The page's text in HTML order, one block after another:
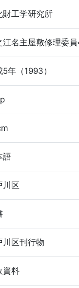
財工学研究所
江名主屋敷修理委員
5年（1993）
語
川区
川区刊行物
資料